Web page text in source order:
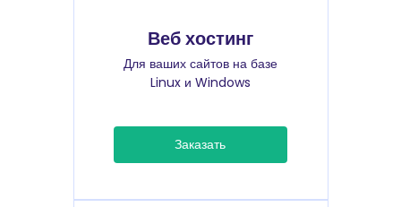
Веб хостинг
Для ваших сайтов на базе
Linux и Windows
Заказать